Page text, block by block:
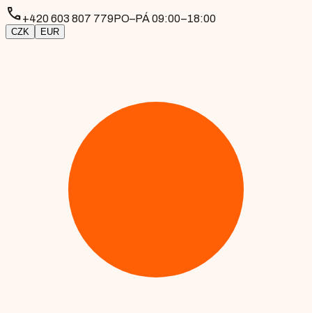
phone+420 603 807 779PO–PÁ 09:00–18:00
CZK EUR